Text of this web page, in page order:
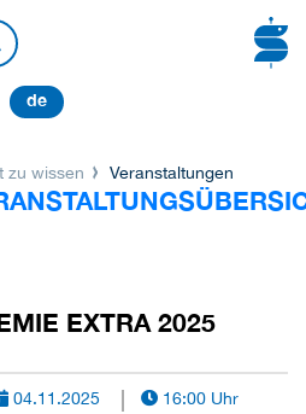
de
zu wissen Veranstaltungen
EXTRA 2025
04.11.2025 16:00 Uhr